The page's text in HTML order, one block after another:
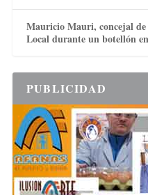
Mauricio Mauri, concejal
Local durante un botellón
PUBLICIDAD